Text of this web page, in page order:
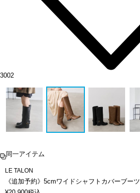
3002
同一アイテム
LE TALON
《追加予約》5cmワイドシャフトカバーブーツ